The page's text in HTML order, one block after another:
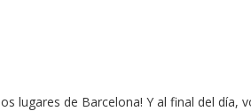
lugares de Barcelona! Y al final del día,